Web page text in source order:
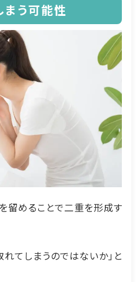
う可能性
留めることで二重を形成す
てしまうのではないか」と